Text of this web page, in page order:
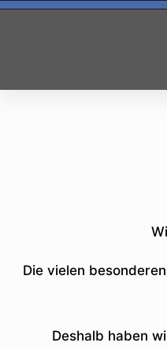
Die vielen
Deshalb haben